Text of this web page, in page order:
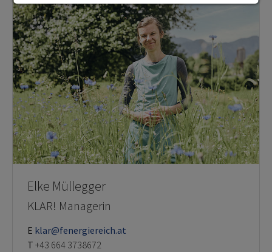
Elke Müllegger
KLAR! Managerin
E klar@fenergiereich.at
T +43 664 3738672